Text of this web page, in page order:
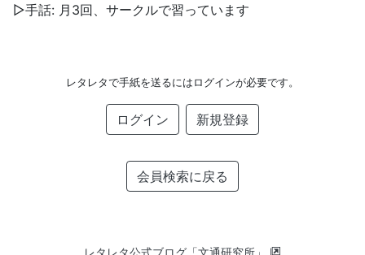
▷手話: 月3回、サークルで習っています
レタレタで手紙を送るにはログインが必要です。
ログイン 新規登録
会員検索に戻る
レタレタ公式ブログ「文通研究所」